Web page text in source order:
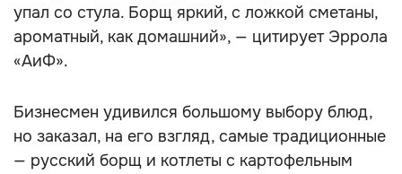
упал со стула. Борщ яркий, с ложкой сметаны,
ароматный, как домашний», — цитирует Эррола
«АиФ».
Бизнесмен удивился большому выбору блюд,
но заказал, на его взгляд, самые традиционные
— русский борщ и котлеты с картофельным